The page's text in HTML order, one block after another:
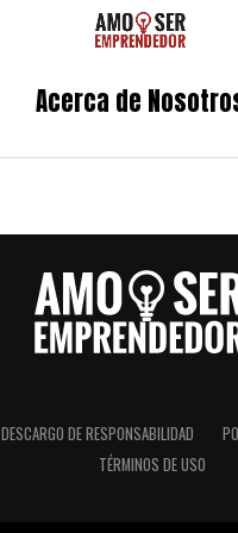
Acerca de
DESCARGO DE RESPONSABILIDAD
TÉRMINOS DE USO